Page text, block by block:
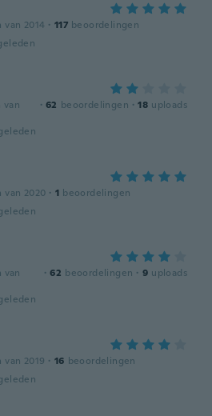
van 2014 · 117 beoordelingen
van
· 62 beoordelingen · 18 uploads
van 2020 · 1 beoordelingen
van
· 62 beoordelingen · 9 uploads
van 2019 · 16 beoordelingen